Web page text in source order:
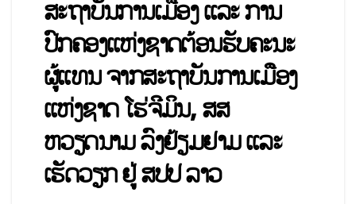
ສະຖາບັນການເມືອງ ແລະ ການ
ປົກຄອງແຫ່ງຊາດຕ້ອນຮັບຄະນະ
ຜູ້ແທນ ຈາກສະຖາບັນການເມືອງ
ແຫ່ງຊາດ ໂຮ່ຈີມິນ, ສສ
ຫວຽດນາມ ລົງຢ້ຽມຢາມ ແລະ
ເຮັດວຽກ ຢູ່ ສປປ ລາວ